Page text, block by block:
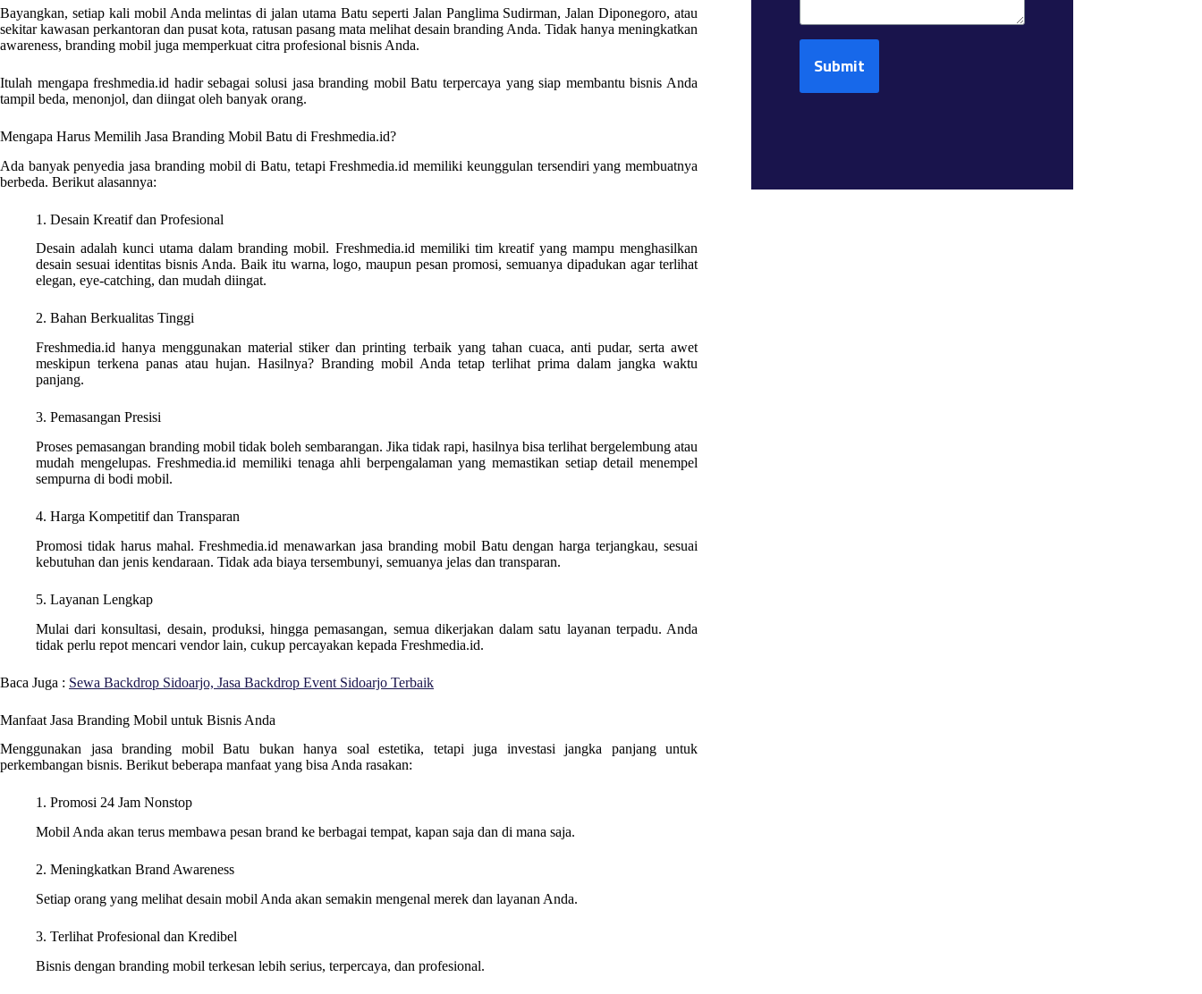
Bayangkan, setiap kali mobil Anda melintas di jalan utama Batu seperti Jalan Panglima Sudirman, Jalan Diponegoro, atau
sekitar kawasan perkantoran dan pusat kota, ratusan pasang mata melihat desain branding Anda. Tidak hanya meningkatkan
awareness, branding mobil juga memperkuat citra profesional bisnis Anda.
Itulah mengapa freshmedia.id hadir sebagai solusi jasa branding mobil Batu terpercaya yang siap membantu bisnis Anda
tampil beda, menonjol, dan diingat oleh banyak orang.
Mengapa Harus Memilih Jasa Branding Mobil Batu di Freshmedia.id?
Ada banyak penyedia jasa branding mobil di Batu, tetapi Freshmedia.id memiliki keunggulan tersendiri yang membuatnya
berbeda. Berikut alasannya:
1. Desain Kreatif dan Profesional
Desain adalah kunci utama dalam branding mobil. Freshmedia.id memiliki tim kreatif yang mampu menghasilkan
desain sesuai identitas bisnis Anda. Baik itu warna, logo, maupun pesan promosi, semuanya dipadukan agar terlihat
elegan, eye-catching, dan mudah diingat.
2. Bahan Berkualitas Tinggi
Freshmedia.id hanya menggunakan material stiker dan printing terbaik yang tahan cuaca, anti pudar, serta awet
meskipun terkena panas atau hujan. Hasilnya? Branding mobil Anda tetap terlihat prima dalam jangka waktu
panjang.
3. Pemasangan Presisi
Proses pemasangan branding mobil tidak boleh sembarangan. Jika tidak rapi, hasilnya bisa terlihat bergelembung atau
mudah mengelupas. Freshmedia.id memiliki tenaga ahli berpengalaman yang memastikan setiap detail menempel
sempurna di bodi mobil.
4. Harga Kompetitif dan Transparan
Promosi tidak harus mahal. Freshmedia.id menawarkan jasa branding mobil Batu dengan harga terjangkau, sesuai
kebutuhan dan jenis kendaraan. Tidak ada biaya tersembunyi, semuanya jelas dan transparan.
5. Layanan Lengkap
Mulai dari konsultasi, desain, produksi, hingga pemasangan, semua dikerjakan dalam satu layanan terpadu. Anda
tidak perlu repot mencari vendor lain, cukup percayakan kepada Freshmedia.id.
Baca Juga : Sewa Backdrop Sidoarjo, Jasa Backdrop Event Sidoarjo Terbaik
Manfaat Jasa Branding Mobil untuk Bisnis Anda
Menggunakan jasa branding mobil Batu bukan hanya soal estetika, tetapi juga investasi jangka panjang untuk
perkembangan bisnis. Berikut beberapa manfaat yang bisa Anda rasakan:
1. Promosi 24 Jam Nonstop
Mobil Anda akan terus membawa pesan brand ke berbagai tempat, kapan saja dan di mana saja.
2. Meningkatkan Brand Awareness
Setiap orang yang melihat desain mobil Anda akan semakin mengenal merek dan layanan Anda.
3. Terlihat Profesional dan Kredibel
Bisnis dengan branding mobil terkesan lebih serius, terpercaya, dan profesional.
Submit